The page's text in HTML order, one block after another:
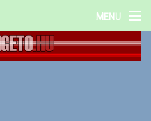
MENU